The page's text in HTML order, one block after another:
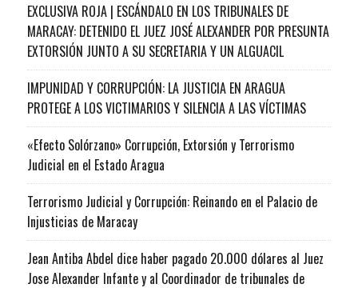
EXCLUSIVA ROJA | ESCÁNDALO EN LOS TRIBUNALES DE
MARACAY: DETENIDO EL JUEZ JOSÉ ALEXANDER POR PRESUNTA
EXTORSIÓN JUNTO A SU SECRETARIA Y UN ALGUACIL
IMPUNIDAD Y CORRUPCIÓN: LA JUSTICIA EN ARAGUA
PROTEGE A LOS VICTIMARIOS Y SILENCIA A LAS VÍCTIMAS
«Efecto Solórzano» Corrupción, Extorsión y Terrorismo
Judicial en el Estado Aragua
Terrorismo Judicial y Corrupción: Reinando en el Palacio de
Injusticias de Maracay
Jean Antiba Abdel dice haber pagado 20.000 dólares al Juez
Jose Alexander Infante y al Coordinador de tribunales de